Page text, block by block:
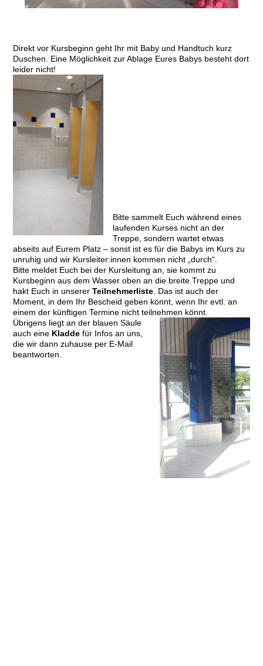
Direkt vor Kursbeginn geht Ihr mit Baby und Handtuch kurz
Duschen. Eine Möglichkeit zur Ablage Eures Babys besteht dort
leider nicht!
Bitte sammelt Euch während eines
laufenden Kurses nicht an der
Treppe, sondern wartet etwas
abseits auf Eurem Platz – sonst ist es für die Babys im Kurs zu
unruhig und wir Kursleiter:innen kommen nicht „durch“.
Bitte meldet Euch bei der Kursleitung an, sie kommt zu
Kursbeginn aus dem Wasser oben an die breite Treppe und
hakt Euch in unsererTeilnehmerliste. Das ist auch der
Moment, in dem Ihr Bescheid geben könnt, wenn Ihr evtl. an
einem der künftigen Termine nicht teilnehmen könnt.
Übrigens liegt an der blauen Säule
auch eine Kladde für Infos an uns,
die wir dann zuhause per E-Mail
beantworten.